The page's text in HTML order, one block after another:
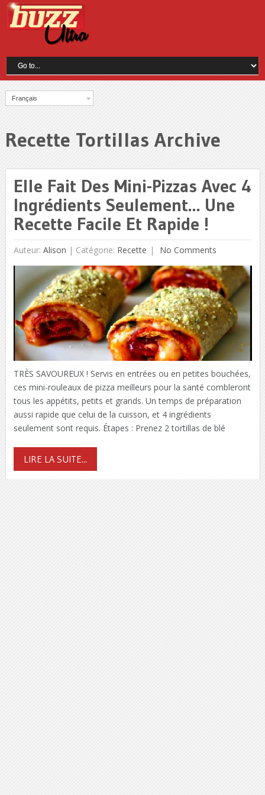
Français
Recette Tortillas Archive
Elle Fait Des Mini-Pizzas Avec 4
Ingrédients Seulement… Une
Recette Facile Et Rapide !
Auteur: Alison | Catégorie: Recette No Comments
TRÈS SAVOUREUX ! Servis en entrées ou en petites bouchées,
ces mini-rouleaux de pizza meilleurs pour la santé combleront
tous les appétits, petits et grands. Un temps de préparation
aussi rapide que celui de la cuisson, et 4 ingrédients
seulement sont requis. Étapes : Prenez 2 tortillas de blé
LIRE LA SUITE...